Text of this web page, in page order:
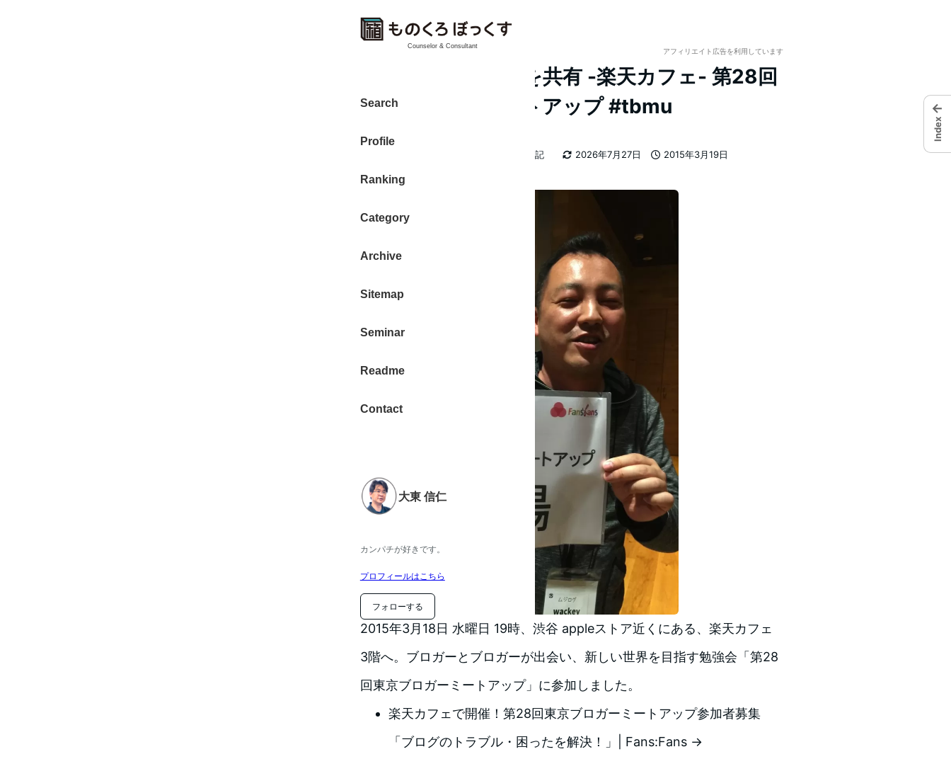
Counselor & Consultant
Search
Profile
Ranking
Category
Archive
Sitemap
Seminar
Readme
Contact
大東 信仁
カンパチが好きです。
プロフィールはこちら
フォローする
アフィリエイト広告を利用しています
ブログ運営の悩みを共有 -楽天カフェ- 第28回
東京ブロガーミートアップ #tbmu
2026年7月27日
2015年3月19日
者
2026年日記
2015年3月18日 水曜日 19時、渋谷 appleストア近くにある、楽天カフェ
3階へ。ブロガーとブロガーが出会い、新しい世界を目指す勉強会「第28
回東京ブロガーミートアップ」に参加しました。
楽天カフェで開催！第28回東京ブロガーミートアップ参加者募集
「ブログのトラブル・困ったを解決！」| Fans:Fans →
←
Index